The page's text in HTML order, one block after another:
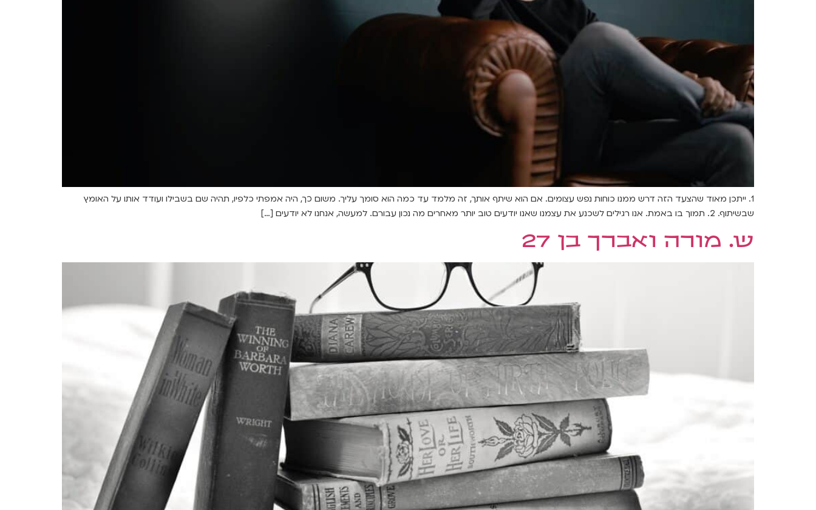
1. ייתכן מאוד שהצעד הזה דרש ממנו כוחות נפש עצומים. אם הוא שיתף אותך, זה מלמד עד כמה הוא סומך עליך. משום כך, היה אמפתי כלפיו, תהיה שם בשבילו ועודד אותו על האומץ
שבשיתוף. 2. תמוך בו באמת. אנו רגילים לשכנע את עצמנו שאנו יודעים טוב יותר מאחרים מה נכון עבורם. למעשה, אנחנו לא יודעים […]
ש. מורה ואברך בן 27